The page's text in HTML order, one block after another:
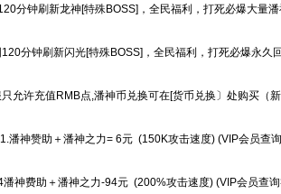
分钟刷新龙神[特殊BOSS]，全民福利，打死必爆大量
分钟刷新闪光[特殊BOSS]，全民福利，打死必爆永久
允许充值RMB点,潘神币兑换可在[货币兑换〕处购买（
潘神赞助＋潘神之力= 6元 (150K攻击速度) (VIР会员查
潘神费助＋潘神之力-94元 (200%攻击速度) (VIP会员查